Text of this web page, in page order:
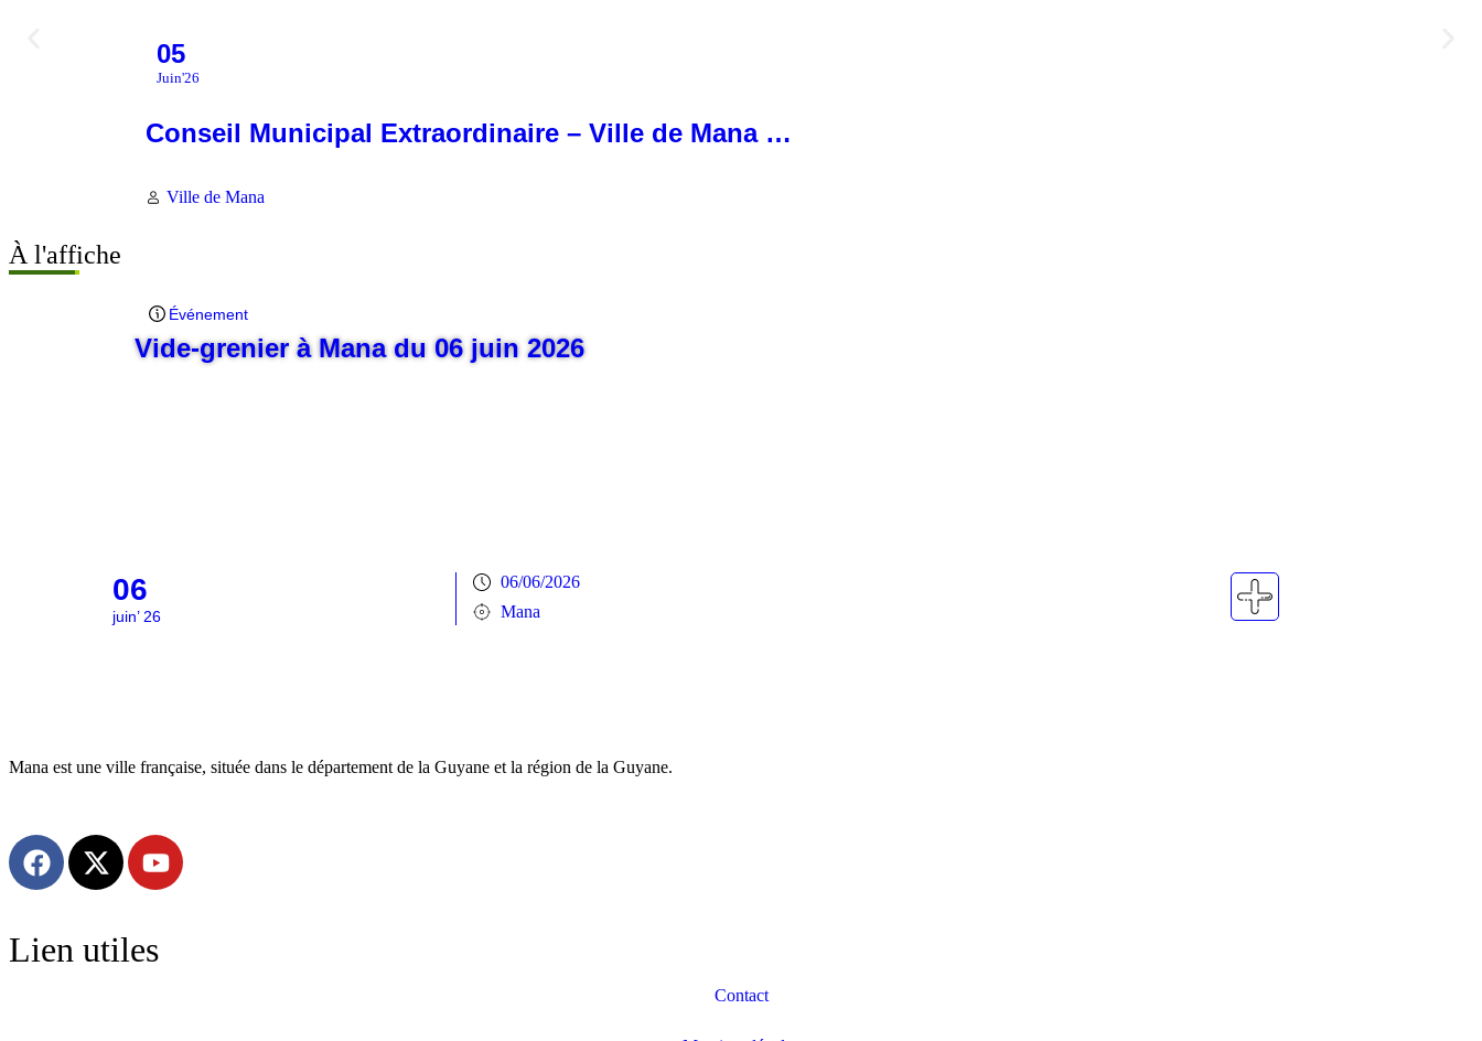
05
Juin'26
Conseil Municipal Extraordinaire – Ville de Mana …
Ville de Mana
À l'affiche
Événement
Vide-grenier à Mana du 06 juin 2026
06
juin’ 26
06/06/2026
Mana
Mana est une ville française, située dans le département de la Guyane et la région de la Guyane.
Lien utiles
Contact